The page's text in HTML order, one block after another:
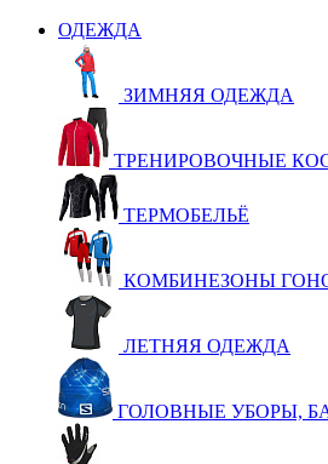
ОДЕЖДА
ЗИМНЯЯ ОДЕЖДА
ТРЕНИРОВОЧНЫЕ
ТЕРМОБЕЛЬЁ
КОМБИНЕЗОНЫ
ЛЕТНЯЯ ОДЕЖДА
ГОЛОВНЫЕ УБОРЫ,